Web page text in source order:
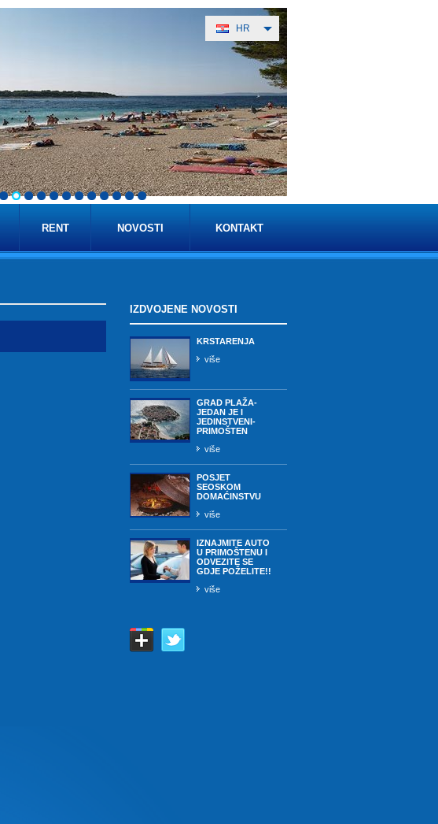
HR
RENT NOVOSTI KONTAKT
IZDVOJENE NOVOSTI
KRSTARENJA
više
GRAD PLAŽA-
JEDAN JE I
JEDINSTVENI-
PRIMOŠTEN
više
POSJET
SEOSKOM
DOMAĆINSTVU
više
IZNAJMITE AUTO
U PRIMOŠTENU I
ODVEZITE SE
GDJE POŽELITE!!
više